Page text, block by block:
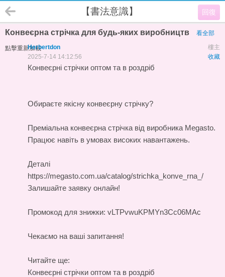
回復
【書法意識】
Конвеєрна стрічка для будь-яких виробництв 看全部
點擊重新加載 樓主
Herbertdon
收藏
2025-7-14 14:12:56
Конвеєрні стрічки оптом та в роздріб
Обираєте якісну конвеєрну стрічку?
Преміальна конвеєрна стрічка від виробника Megasto.
Працює навіть в умовах високих навантажень.
Деталі
https://megasto.com.ua/catalog/strichka_konve_rna_/
Залишайте заявку онлайн!
Промокод для знижки: vLTPvwuKPMYn3Cc06MAc
Чекаємо на ваші запитання!
Читайте ще:
Конвеєрні стрічки оптом та в роздріб